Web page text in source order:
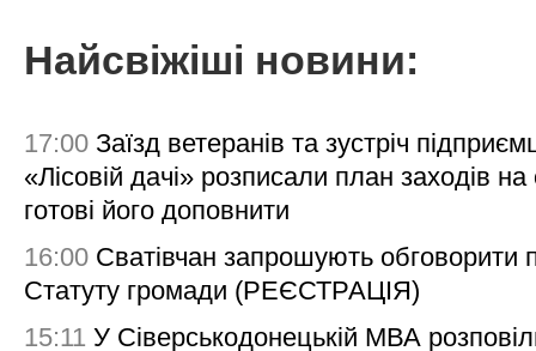
Найсвіжіші новини:
17:00 Заїзд ветеранів та зустріч
«Лісовій дачі» розписали план заходів на
готові його доповнити
16:00 Сватівчан запрошують обговорити
Статуту громади (РЕЄСТРАЦІЯ)
15:11 У Сіверськодонецькій МВА